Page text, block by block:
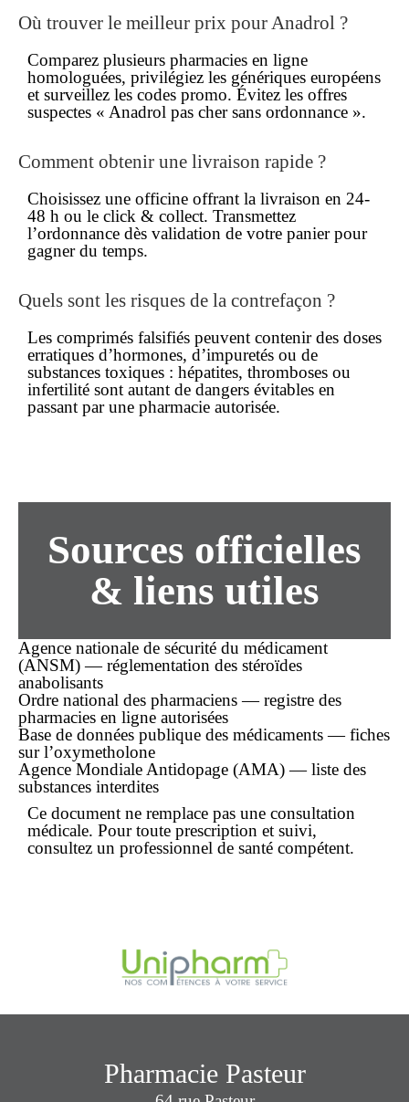
Où trouver le meilleur prix pour Anadrol ?
Comparez plusieurs pharmacies en ligne
homologuées, privilégiez les génériques européens
et surveillez les codes promo. Évitez les offres
suspectes « Anadrol pas cher sans ordonnance ».
Comment obtenir une livraison rapide ?
Choisissez une officine offrant la livraison en 24-
48 h ou le click & collect. Transmettez
l’ordonnance dès validation de votre panier pour
gagner du temps.
Quels sont les risques de la contrefaçon ?
Les comprimés falsifiés peuvent contenir des doses
erratiques d’hormones, d’impuretés ou de
substances toxiques : hépatites, thromboses ou
infertilité sont autant de dangers évitables en
passant par une pharmacie autorisée.
Sources officielles
& liens utiles
Agence nationale de sécurité du médicament
(ANSM) — réglementation des stéroïdes
anabolisants
Ordre national des pharmaciens — registre des
pharmacies en ligne autorisées
Base de données publique des médicaments — fiches
sur l’oxymetholone
Agence Mondiale Antidopage (AMA) — liste des
substances interdites
Ce document ne remplace pas une consultation
médicale. Pour toute prescription et suivi,
consultez un professionnel de santé compétent.
Pharmacie Pasteur